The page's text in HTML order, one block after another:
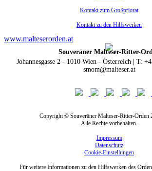
Kontakt zum Großpriorat
Kontakt zu den Hilfswerken
www.malteserorden.at
Souveräner Malteser-Ritter-
Johannesgasse 2 - 1010 Wien - Österreich | T:
smom@malteser.at
Copyright © Souveräner Malteser-Ritter-Orden
Alle Rechte vorbehalten.
Impressum
Datenschutz
Cookie-Einstellungen
Für weitere Informationen zu den Hilfswerken des